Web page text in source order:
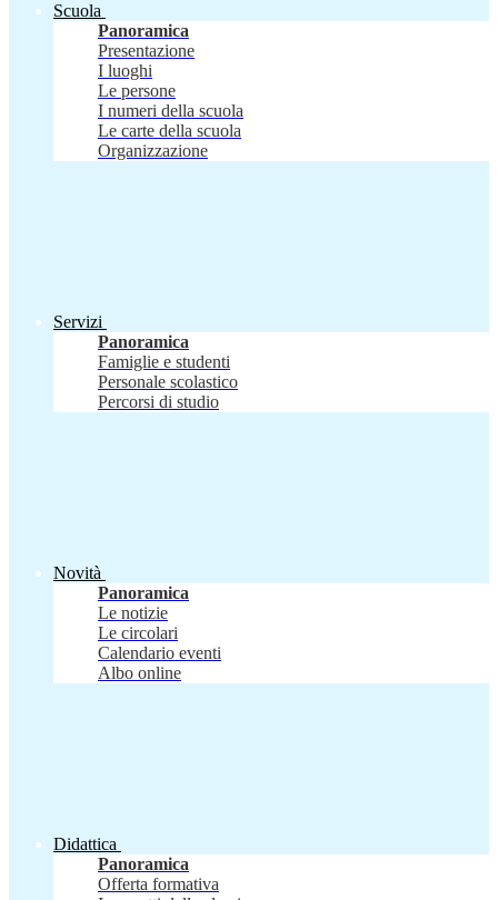
Scuola
Panoramica
Presentazione
I luoghi
Le persone
I numeri della scuola
Le carte della scuola
Organizzazione
Servizi
Panoramica
Famiglie e studenti
Personale scolastico
Percorsi di studio
Novità
Panoramica
Le notizie
Le circolari
Calendario eventi
Albo online
Didattica
Panoramica
Offerta formativa